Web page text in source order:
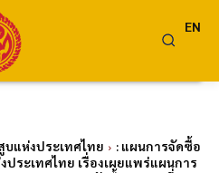
EN
แห่งประเทศไทย
: แผนการจัดซื้อ
ระเทศไทย เรื่องเผยแพร่แผนการ